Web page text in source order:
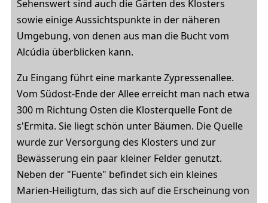
Sehenswert sind auch die Gärten des Klosters
sowie einige Aussichtspunkte in der näheren
Umgebung, von denen aus man die Bucht vom
Alcúdia überblicken kann.
Zu Eingang führt eine markante Zypressenallee.
Vom Südost-Ende der Allee erreicht man nach etwa
300 m Richtung Osten die Klosterquelle Font de
s'Ermita. Sie liegt schön unter Bäumen. Die Quelle
wurde zur Versorgung des Klosters und zur
Bewässerung ein paar kleiner Felder genutzt.
Neben der "Fuente" befindet sich ein kleines
Marien-Heiligtum, das sich auf die Erscheinung von